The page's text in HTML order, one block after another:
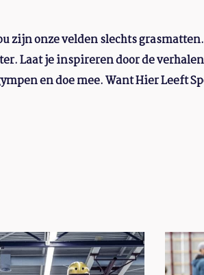
zijn onze velden slechts
Laat je inspireren door de
en doe mee. Want Hier Leeft